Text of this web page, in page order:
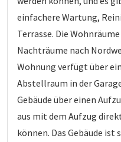
einfachere Wartung,
Terrasse. Die
Nachträume nach
Wohnung verfügt über
Abstellraum in der
Gebäude über einen
aus mit dem Aufzug
können. Das Gebäude